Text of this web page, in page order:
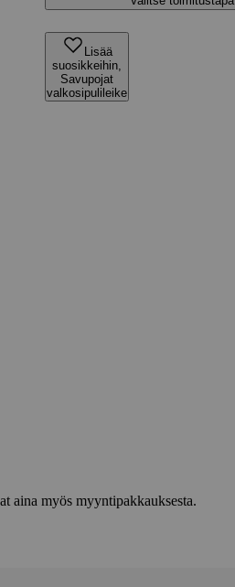
Lisää
suosikkeihin,
Savupojat
valkosipulileike
aina myös myyntipakkauksesta.